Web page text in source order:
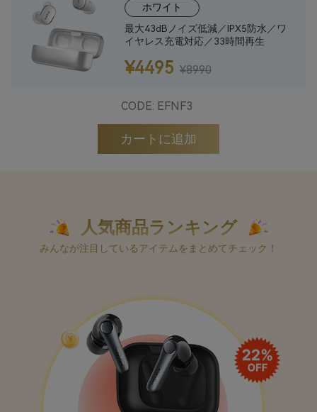
ホワイト
最大43dBノイズ低減／IPX5防水／ワ
イヤレス充電対応／33時間再生
¥4495 ¥8990
CODE: EFNF3
カートに追加
人気商品ランキング
みんなが注目しているアイテムをまとめてチェック！